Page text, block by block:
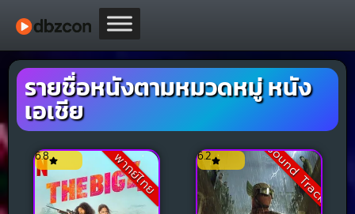
รายชื่อหนังตามหมวดหมู่ หนัง
เอเชีย
พากย์ไทย
6.8 Sound Track
6.2